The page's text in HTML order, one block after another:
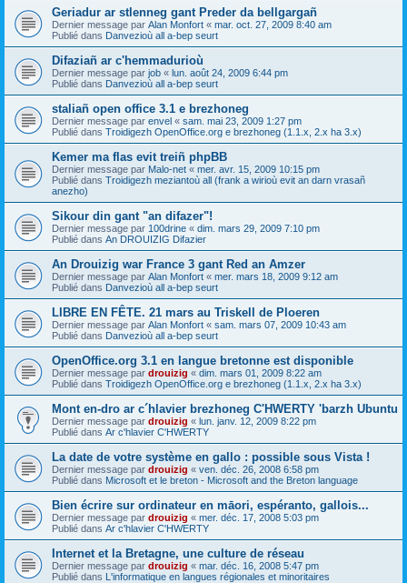
Geriadur ar stlenneg gant Preder da bellgargañ
Dernier message par Alan Monfort « mar. oct. 27, 2009 8:40 am
Publié dans Danvezioù all a-bep seurt
Difaziañ ar c'hemmadurioù
Dernier message par job « lun. août 24, 2009 6:44 pm
Publié dans Danvezioù all a-bep seurt
staliañ open office 3.1 e brezhoneg
Dernier message par envel « sam. mai 23, 2009 1:27 pm
Publié dans Troidigezh OpenOffice.org e brezhoneg (1.1.x, 2.x ha 3.x)
Kemer ma flas evit treiñ phpBB
Dernier message par Malo-net « mer. avr. 15, 2009 10:15 pm
Publié dans Troidigezh meziantoù all (frank a wirioù evit an darn vrasañ
anezho)
Sikour din gant "an difazer"!
Dernier message par 100drine « dim. mars 29, 2009 7:10 pm
Publié dans An DROUIZIG Difazier
An Drouizig war France 3 gant Red an Amzer
Dernier message par Alan Monfort « mer. mars 18, 2009 9:12 am
Publié dans Danvezioù all a-bep seurt
LIBRE EN FÊTE. 21 mars au Triskell de Ploeren
Dernier message par Alan Monfort « sam. mars 07, 2009 10:43 am
Publié dans Danvezioù all a-bep seurt
OpenOffice.org 3.1 en langue bretonne est disponible
Dernier message par drouizig « dim. mars 01, 2009 8:22 am
Publié dans Troidigezh OpenOffice.org e brezhoneg (1.1.x, 2.x ha 3.x)
Mont en-dro ar c´hlavier brezhoneg C'HWERTY 'barzh Ubuntu
Dernier message par drouizig « lun. janv. 12, 2009 8:22 pm
Publié dans Ar c'hlavier C'HWERTY
La date de votre système en gallo : possible sous Vista !
Dernier message par drouizig « ven. déc. 26, 2008 6:58 pm
Publié dans Microsoft et le breton - Microsoft and the Breton language
Bien écrire sur ordinateur en māori, espéranto, gallois...
Dernier message par drouizig « mer. déc. 17, 2008 5:03 pm
Publié dans Ar c'hlavier C'HWERTY
Internet et la Bretagne, une culture de réseau
Dernier message par drouizig « mar. déc. 16, 2008 5:47 pm
Publié dans L'informatique en langues régionales et minoritaires